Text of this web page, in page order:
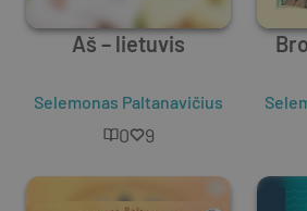
Aš – lietuvis
Selemonas Paltanavičius
0 9